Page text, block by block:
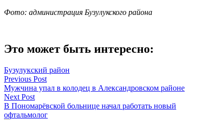
Фото: администрация Бузулукского района
Это может быть интересно:
Бузулукский район
Навигация
по
записям
Previous Post
Мужчина упал в колодец в Александровском районе
Next Post
В Пономарёвской больнице начал работать новый
офтальмолог